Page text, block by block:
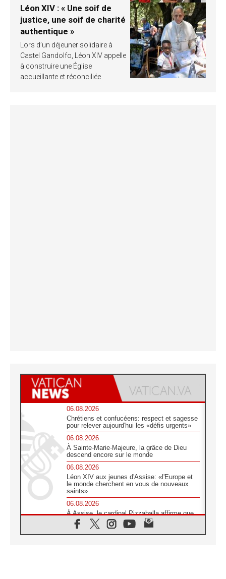
Léon XIV : « Une soif de
justice, une soif de charité
authentique »
Lors d’un déjeuner solidaire à
Castel Gandolfo, Léon XIV appelle
à construire une Église
accueillante et réconciliée
06.08.2026
Chrétiens et confucéens: respect et sagesse
pour relever aujourd'hui les «défis urgents»
06.08.2026
À Sainte-Marie-Majeure, la grâce de Dieu
descend encore sur le monde
06.08.2026
Léon XIV aux jeunes d'Assise: «l'Europe et
le monde cherchent en vous de nouveaux
saints»
06.08.2026
À Assise, le cardinal Pizzaballa affirme que
«les chrétiens veulent la paix»
06.08.2026